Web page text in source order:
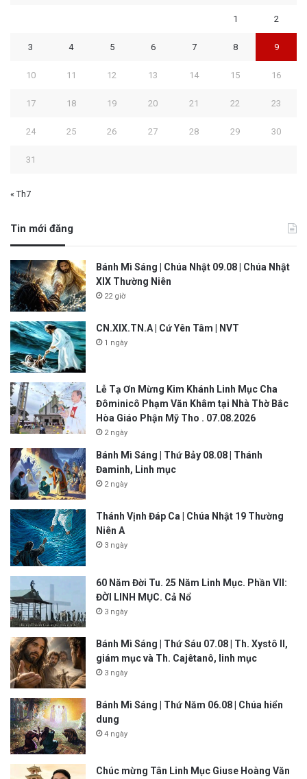
1 2
3 4 5 6 7 8 9
10 11 12 13 14 15 16
17 18 19 20 21 22 23
24 25 26 27 28 29 30
31
« Th7
Tin mới đăng
Bánh Mì Sáng | Chúa Nhật 09.08 | Chúa Nhật
XIX Thường Niên
22 giờ
CN.XIX.TN.A | Cứ Yên Tâm | NVT
1 ngày
Lễ Tạ Ơn Mừng Kim Khánh Linh Mục Cha
Đôminicô Phạm Văn Khâm tại Nhà Thờ Bắc
Hòa Giáo Phận Mỹ Tho . 07.08.2026
2 ngày
Bánh Mì Sáng | Thứ Bảy 08.08 | Thánh
Đaminh, Linh mục
2 ngày
Thánh Vịnh Đáp Ca | Chúa Nhật 19 Thường
Niên A
3 ngày
60 Năm Đời Tu. 25 Năm Linh Mục. Phần VII:
ĐỜI LINH MỤC. Cả Nổ
3 ngày
Bánh Mì Sáng | Thứ Sáu 07.08 | Th. Xystô II,
giám mục và Th. Cajêtanô, linh mục
3 ngày
Bánh Mì Sáng | Thứ Năm 06.08 | Chúa hiển
dung
4 ngày
Chúc mừng Tân Linh Mục Giuse Hoàng Văn